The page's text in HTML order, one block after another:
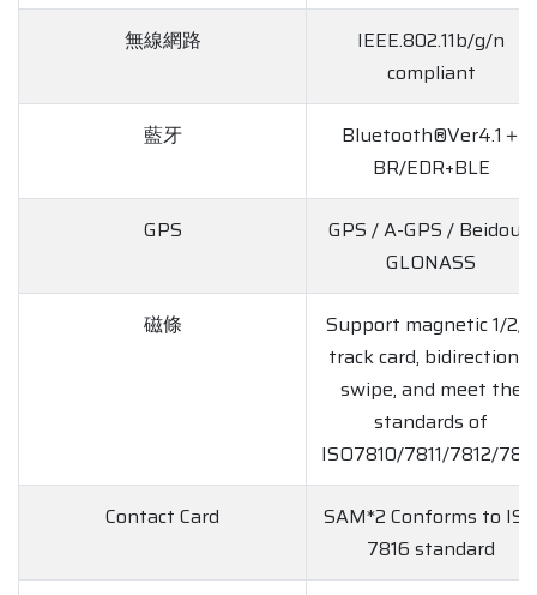
無線網路
IEEE.802.11b/g/n
compliant
藍牙
Bluetooth®Ver4.1＋
BR/EDR+BLE
GPS
GPS / A-GPS / Beidou /
GLONASS
磁條
Support magnetic 1/2/3
track card, bidirectional
swipe, and meet the
standards of
ISO7810/7811/7812/
Contact Card
SAM*2 Conforms to ISO
7816 standard